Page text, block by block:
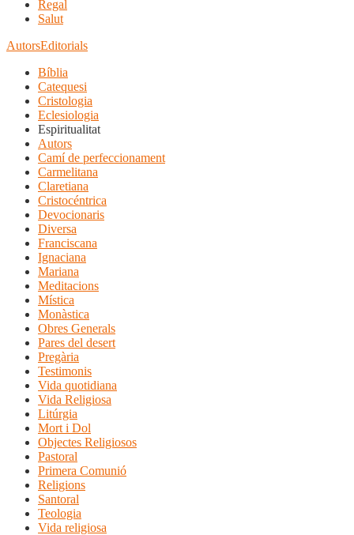
Regal
Salut
AutorsEditorials
Bíblia
Catequesi
Cristologia
Eclesiologia
Espiritualitat
Autors
Camí de perfeccionament
Carmelitana
Claretiana
Cristocéntrica
Devocionaris
Diversa
Franciscana
Ignaciana
Mariana
Meditacions
Mística
Monàstica
Obres Generals
Pares del desert
Pregària
Testimonis
Vida quotidiana
Vida Religiosa
Litúrgia
Mort i Dol
Objectes Religiosos
Pastoral
Primera Comunió
Religions
Santoral
Teologia
Vida religiosa